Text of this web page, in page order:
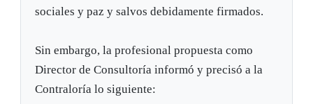
sociales y paz y salvos debidamente firmados.
Sin embargo, la profesional propuesta como
Director de Consultoría informó y precisó a la
Contraloría lo siguiente: